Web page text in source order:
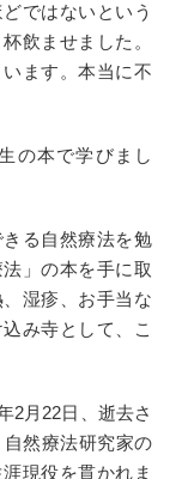
ではないという
飲ませました。
ます。本当に不
の本で学びまし
る自然療法を勉
」の本を手に取
湿疹、お手当な
み寺として、こ
2月22日、逝去さ
然療法研究家の
現役を貫かれま